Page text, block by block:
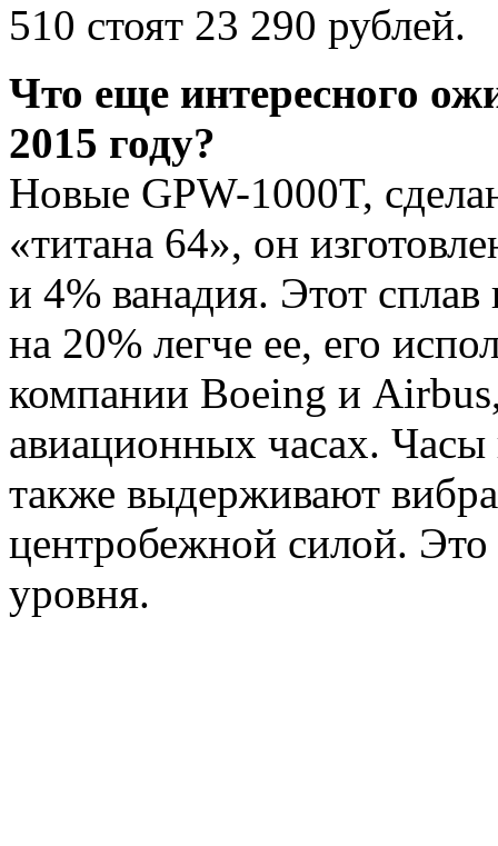
510 стоят 23 290 рублей.
Что еще интересного
2015 году?
Новые GPW-1000T,
«титана 64», он
и 4% ванадия. Этот
на 20% легче ее, его
компании Boeing и
авиационных часах.
также выдерживают
центробежной силой.
уровня.